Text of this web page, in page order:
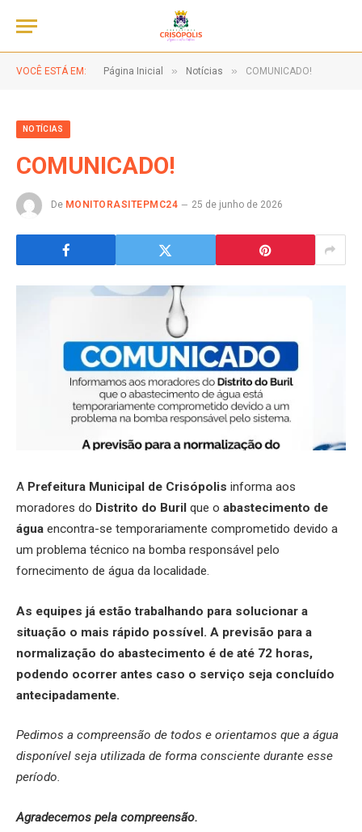
VOCÊ ESTÁ EM: Página Inicial » Notícias » COMUNICADO!
NOTÍCIAS
COMUNICADO!
De MONITORASITEPMC24 25 de junho de 2026
A Prefeitura Municipal de Crisópolis informa aos
moradores do Distrito do Buril que o abastecimento de
água encontra-se temporariamente comprometido devido a
um problema técnico na bomba responsável pelo
fornecimento de água da localidade.
As equipes já estão trabalhando para solucionar a
situação o mais rápido possível. A previsão para a
normalização do abastecimento é de até 72 horas,
podendo ocorrer antes caso o serviço seja concluído
antecipadamente.
Pedimos a compreensão de todos e orientamos que a água
disponível seja utilizada de forma consciente durante esse
período.
Agradecemos pela compreensão.